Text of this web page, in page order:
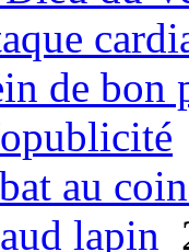
de bon
au
lapin